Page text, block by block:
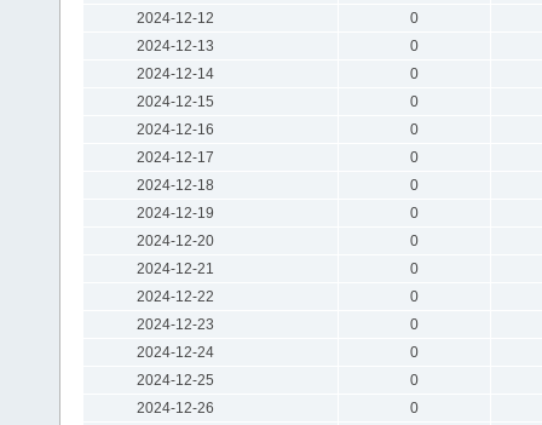
2024-12-12
0
2024-12-13
0
2024-12-14
0
2024-12-15
0
2024-12-16
0
2024-12-17
0
2024-12-18
0
2024-12-19
0
2024-12-20
0
2024-12-21
0
2024-12-22
0
2024-12-23
0
2024-12-24
0
2024-12-25
0
2024-12-26
0